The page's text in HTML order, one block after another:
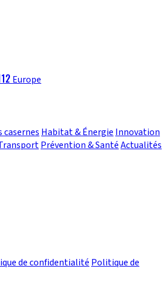
Europe
casernes Habitat & Énergie Innovation
Prévention & SantéActualités
de confidentialité Politique de